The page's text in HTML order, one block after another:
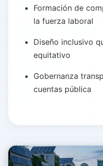
Formación de
la fuerza laboral
Diseño inclusivo
equitativo
Gobernanza
cuentas pública